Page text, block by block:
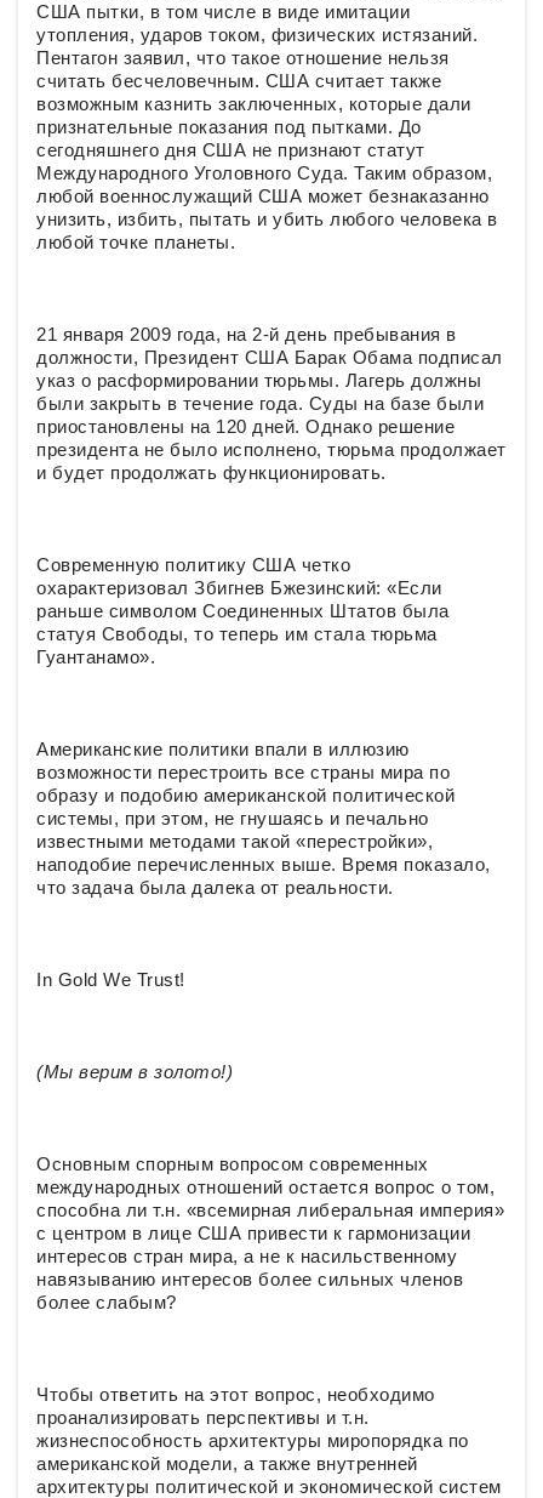
США пытки, в том числе в виде имитации
утопления, ударов током, физических истязаний.
Пентагон заявил, что такое отношение нельзя
считать бесчеловечным. США считает также
возможным казнить заключенных, которые дали
признательные показания под пытками. До
сегодняшнего дня США не признают статут
Международного Уголовного Суда. Таким образом,
любой военнослужащий США может безнаказанно
унизить, избить, пытать и убить любого человека в
любой точке планеты.
21 января 2009 года, на 2-й день пребывания в
должности, Президент США Барак Обама подписал
указ о расформировании тюрьмы. Лагерь должны
были закрыть в течение года. Суды на базе были
приостановлены на 120 дней. Однако решение
президента не было исполнено, тюрьма продолжает
и будет продолжать функционировать.
Современную политику США четко
охарактеризовал Збигнев Бжезинский: «Если
раньше символом Соединенных Штатов была
статуя Свободы, то теперь им стала тюрьма
Гуантанамо».
Американские политики впали в иллюзию
возможности перестроить все страны мира по
образу и подобию американской политической
системы, при этом, не гнушаясь и печально
известными методами такой «перестройки»,
наподобие перечисленных выше. Время показало,
что задача была далека от реальности.
In Gold We Trust!
(Мы верим в золото!)
Основным спорным вопросом современных
международных отношений остается вопрос о том,
способна ли т.н. «всемирная либеральная империя»
с центром в лице США привести к гармонизации
интересов стран мира, а не к насильственному
навязыванию интересов более сильных членов
более слабым?
Чтобы ответить на этот вопрос, необходимо
проанализировать перспективы и т.н.
жизнеспособность архитектуры миропорядка по
американской модели, а также внутренней
архитектуры политической и экономической систем